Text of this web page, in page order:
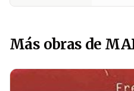
Más obras de